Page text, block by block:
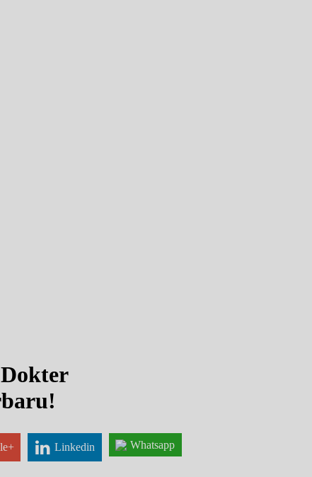
Linkedin Whatsapp